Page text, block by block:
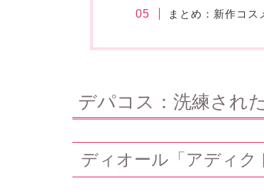
まとめ：新作コス
デパコス：洗練され
ディオール「アディク